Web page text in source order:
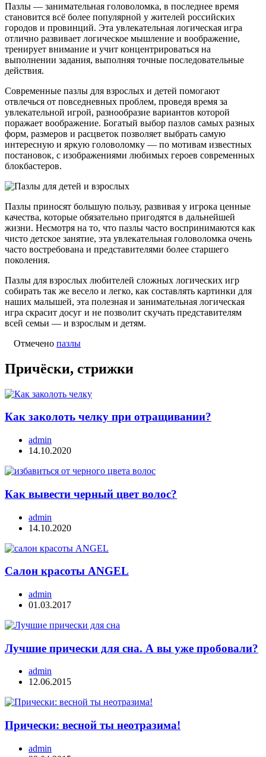
Пазлы — занимательная головоломка, в последнее время
становится всё более популярной у жителей российских
городов и провинций. Эта увлекательная логическая игра
отлично развивает логическое мышление и воображение,
тренирует внимание и учит концентрироваться на
выполнении задания, выполняя точные последовательные
действия.
Современные пазлы для взрослых и детей помогают
отвлечься от повседневных проблем, проведя время за
увлекательной игрой, разнообразие вариантов которой
поражает воображение. Богатый выбор пазлов самых разных
форм, размеров и расцветок позволяет выбрать самую
интересную и яркую головоломку — по мотивам известных
постановок, с изображениями любимых героев современных
блокбастеров.
Пазлы приносят большую пользу, развивая у игрока ценные
качества, которые обязательно пригодятся в дальнейшей
жизни. Несмотря на то, что пазлы часто воспринимаются как
чисто детское занятие, эта увлекательная головоломка очень
часто востребована и представителями более старшего
поколения.
Пазлы для взрослых любителей сложных логических игр
собирать так же весело и легко, как составлять картинки для
наших малышей, эта полезная и занимательная логическая
игра скрасит досуг и не позволит скучать представителям
всей семьи — и взрослым и детям.
Отмечено пазлы
Причёски, стрижки
Как заколоть челку при отращивании?
admin
14.10.2020
Как вывести черный цвет волос?
admin
14.10.2020
Салон красоты ANGEL
admin
01.03.2017
Лучшие прически для сна. А вы уже пробовали?
admin
12.06.2015
Прически: весной ты неотразима!
admin